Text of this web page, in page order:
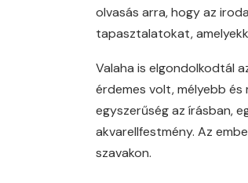
olvasás arra, hogy az
tapasztalatokat,
Valaha is elgondolkodtál
érdemes volt, mélyebb
egyszerűség az írásban,
akvarellfestmény. Az
szavakon.